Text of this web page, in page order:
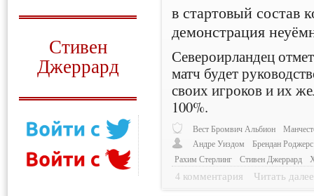
Стивен
Джеррард
в стартовый состав
демонстрация
Североирландец
матч будет
своих игроков и их
100%.
Вест Бромвич Альбион
Андре Уиздом
Брендан Роджерс
Рахим Стерлинг
Стивен Джеррард
4 комментария Читать далее